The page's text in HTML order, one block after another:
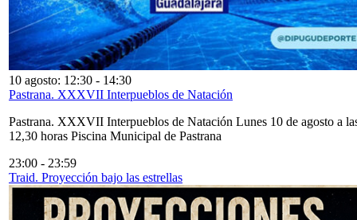
10 agosto: 12:30 - 14:30
Pastrana. XXXVII Interpueblos de Natación
Pastrana. XXXVII Interpueblos de Natación Lunes 10 de agosto a
12,30 horas Piscina Municipal de Pastrana
23:00 - 23:59
Traid. Proyección bajo las estrellas